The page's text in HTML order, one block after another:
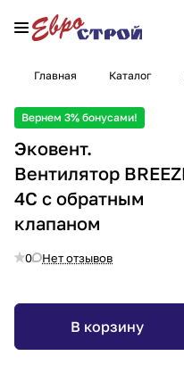
Главная Каталог
Вернем 3% бонусами!
Эковент.
Вентилятор
4C с обратным
клапаном
0 Нет отзывов
В корзину